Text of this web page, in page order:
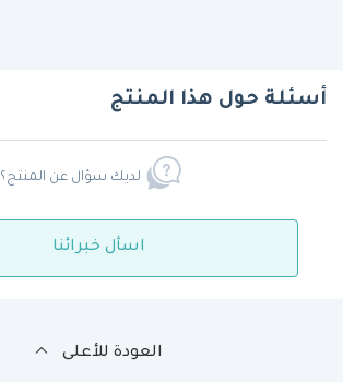
أسئلة حول هذا المنتج
لديك سؤال عن المنتج؟
اسأل خبرائنا
العودة للأعلى